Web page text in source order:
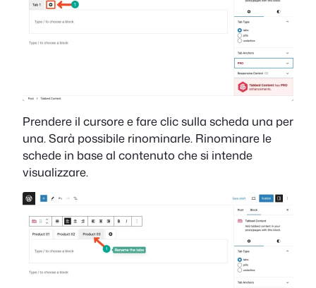
Prendere il cursore e fare clic sulla scheda una per
una. Sarà possibile rinominarle. Rinominare le
schede in base al contenuto che si intende
visualizzare.